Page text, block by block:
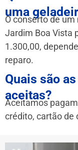
uma
O conserto de
Jardim Boa Vista
1.300,00,
reparo.
Quais são
aceitas?
Aceitamos
crédito, cartão de